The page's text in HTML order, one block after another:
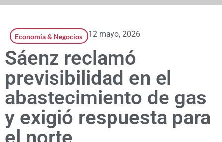
Economía & Negocios 12 mayo, 2026
Sáenz reclamó
previsibilidad en el
abastecimiento de gas
y exigió respuesta para